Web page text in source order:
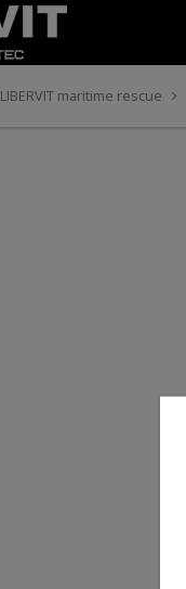
LIBERVIT maritime rescue